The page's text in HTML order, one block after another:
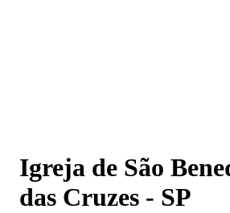
Igreja de São
das Cruzes - SP